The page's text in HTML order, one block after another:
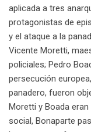
aplicada a tres
protagonistas de
y el ataque a la
Vicente Moretti,
policiales; Pedro
persecución
panadero, fueron
Moretti y Boada
social, Bonaparte